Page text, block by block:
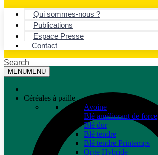
Qui sommes-nous ?
Publications
Espace Presse
Contact
Search
MENUMENU
Céréales à paille
Avoine
Blé améliorant de force
Blé dur
Blé tendre
Blé tendre Printemps
Orge Hybride